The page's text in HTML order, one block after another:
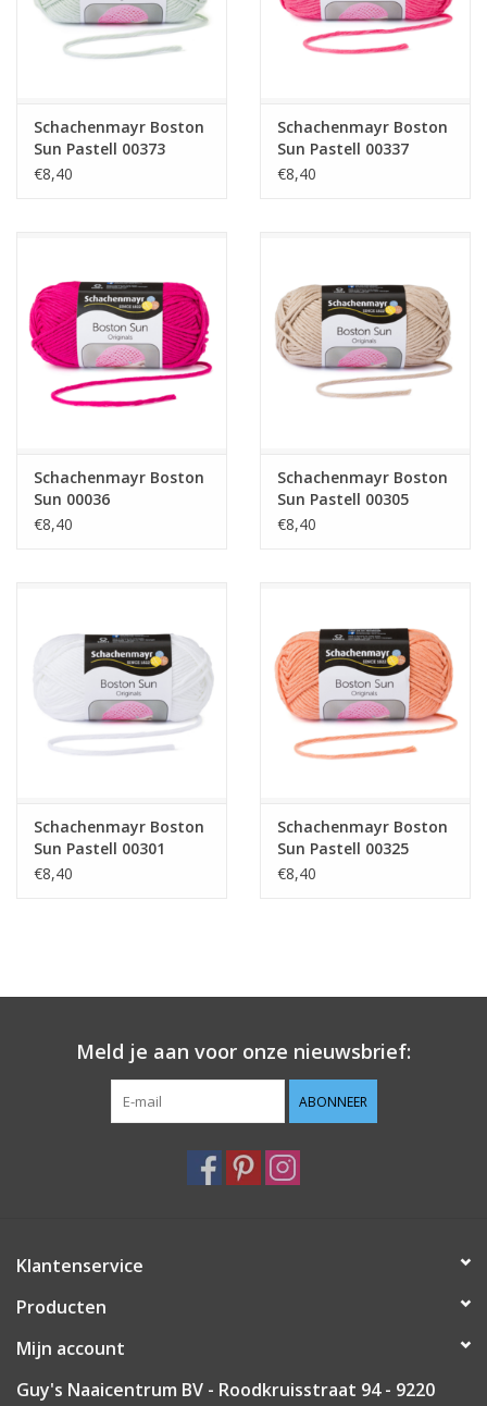
Loyalty
Schachenmayr Boston
Sun Pastell 00373
€8,40
Schachenmayr Boston
Sun Pastell 00337
€8,40
Schachenmayr Boston
Sun 00036
€8,40
Schachenmayr Boston
Sun Pastell 00305
€8,40
Schachenmayr Boston
Sun Pastell 00301
€8,40
Schachenmayr Boston
Sun Pastell 00325
€8,40
Meld je aan voor onze nieuwsbrief:
ABONNEER
Klantenservice
Producten
Mijn account
Guy's Naaicentrum BV - Roodkruisstraat 94 - 9220